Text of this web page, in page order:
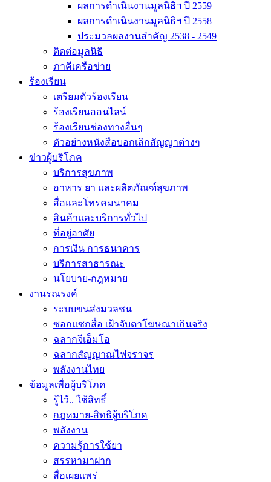
ผลการดำเนินงานมูลนิธิฯ ปี 2559
ผลการดำเนินงานมูลนิธิฯ ปี 2558
ประมวลผลงานสำคัญ 2538 - 2549
ติดต่อมูลนิธิ
ภาคีเครือข่าย
ร้องเรียน
เตรียมตัวร้องเรียน
ร้องเรียนออนไลน์
ร้องเรียนช่องทางอื่นๆ
ตัวอย่างหนังสือบอกเลิกสัญญาต่างๆ
ข่าวผู้บริโภค
บริการสุขภาพ
อาหาร ยา และผลิตภัณฑ์สุขภาพ
สื่อและโทรคมนาคม
สินค้าและบริการทั่วไป
ที่อยู่อาศัย
การเงิน การธนาคาร
บริการสาธารณะ
นโยบาย-กฎหมาย
งานรณรงค์
ระบบขนส่งมวลชน
ซอกแซกสื่อ เฝ้าจับตาโฆษณาเกินจริง
ฉลากจีเอ็มโอ
ฉลากสัญญาณไฟจราจร
พลังงานไทย
ข้อมูลเพื่อผู้บริโภค
รู้ไว้.. ใช้สิทธิ์
กฎหมาย-สิทธิผู้บริโภค
พลังงาน
ความรู้การใช้ยา
สรรหามาฝาก
สื่อเผยแพร่